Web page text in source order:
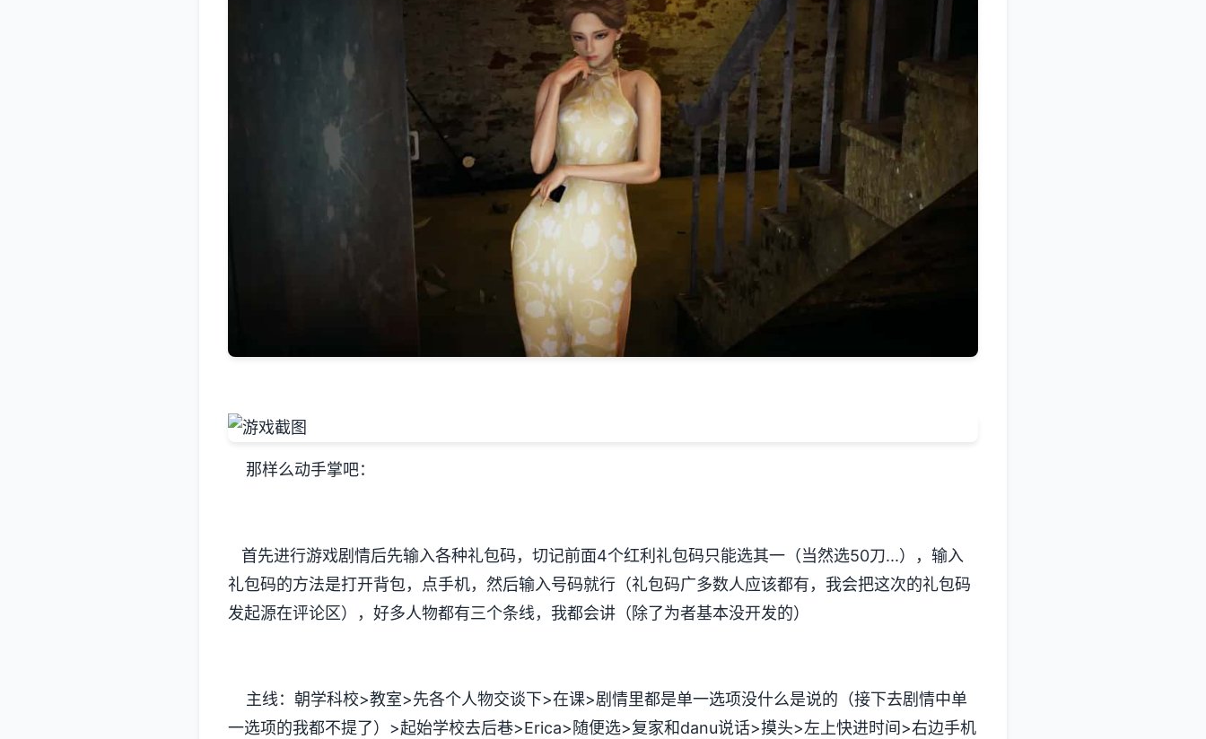
那样么动手掌吧：
首先进行游戏剧情后先输入各种礼包码，切记前面4个红利礼包码只能选其一（当然选50刀...），输入
礼包码的方法是打开背包，点手机，然后输入号码就行（礼包码广多数人应该都有，我会把这次的礼包码
发起源在评论区），好多人物都有三个条线，我都会讲（除了为者基本没开发的）
主线：朝学科校>教室>先各个人物交谈下>在课>剧情里都是单一选项没什么是说的（接下去剧情中单
一选项的我都不提了）>起始学校去后巷>Erica>随便选>复家和danu说话>摸头>左上快进时间>右边手机